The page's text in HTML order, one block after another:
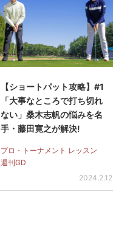
【ショートパット攻略】#1
「大事なところで打ち切れ
ない」桑木志帆の悩みを名
手・藤田寛之が解決!
プロ・トーナメント レッスン
週刊GD
2024.2.12